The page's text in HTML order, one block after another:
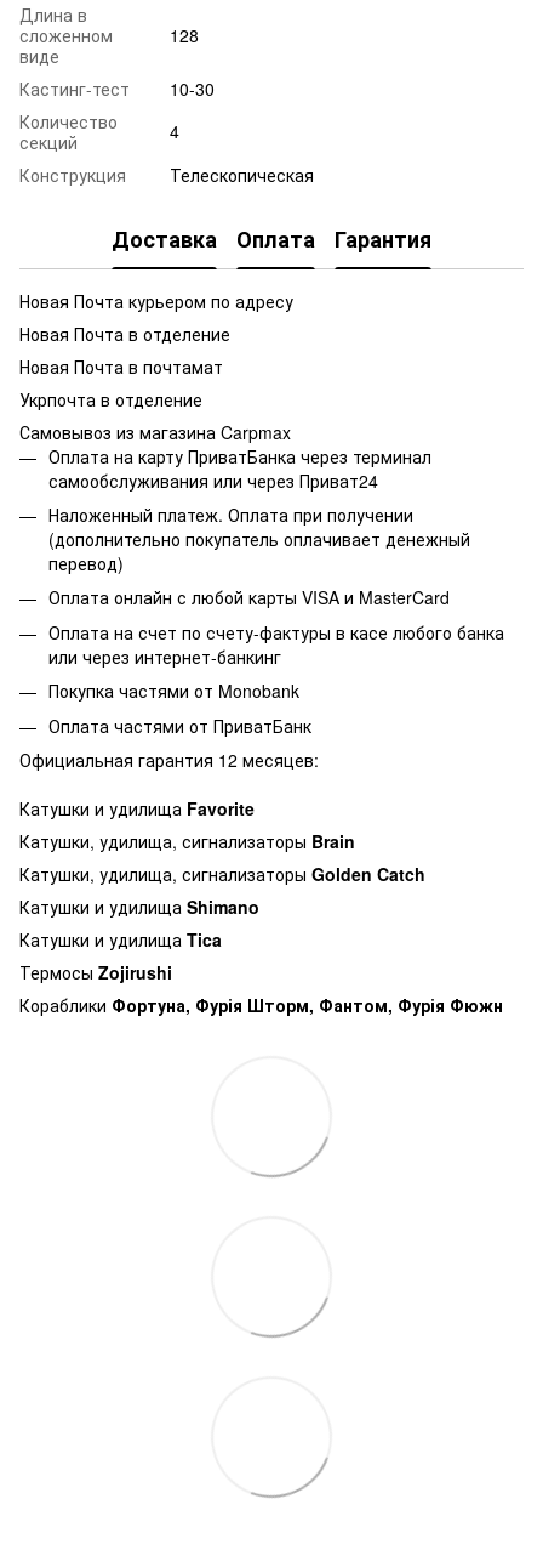
Длина в
сложенном
виде
128
Кастинг-тест
10-30
Количество
секций
4
Конструкция
Телескопическая
Доставка Оплата Гарантия
Новая Почта курьером по адресу
Новая Почта в отделение
Новая Почта в почтамат
Укрпочта в отделение
Самовывоз из магазина Carpmax
Оплата на карту ПриватБанка через терминал
самообслуживания или через Приват24
Наложенный платеж. Оплата при получении
(дополнительно покупатель оплачивает денежный
перевод)
Оплата онлайн с любой карты VISA и MasterCard
Оплата на счет по счету-фактуры в касе любого банка
или через интернет-банкинг
Покупка частями от Monobank
Оплата частями от ПриватБанк
Официальная гарантия 12 месяцев:
Катушки и удилища Favorite
Катушки, удилища, сигнализаторы Brain
Катушки, удилища, сигнализаторы Golden Catch
Катушки и удилища Shimano
Катушки и удилища Tica
Термосы Zojirushi
Кораблики Фортуна, Фурія Шторм, Фантом, Фурія Фюжн